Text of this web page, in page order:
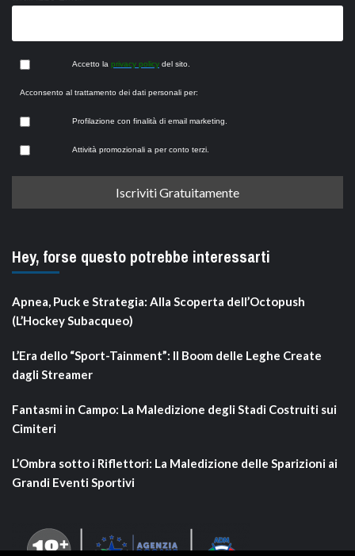
Accetto la privacy policy del sito.
Acconsento al trattamento dei dati personali per:
Profilazione con finalità di email marketing.
Attività promozionali a per conto terzi.
Hey, forse questo potrebbe interessarti
Apnea, Puck e Strategia: Alla Scoperta dell’Octopush
(L’Hockey Subacqueo)
L’Era dello “Sport-Tainment”: Il Boom delle Leghe Create
dagli Streamer
Fantasmi in Campo: La Maledizione degli Stadi Costruiti sui
Cimiteri
L’Ombra sotto i Riflettori: La Maledizione delle Sparizioni ai
Grandi Eventi Sportivi